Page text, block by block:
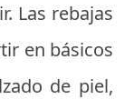
Las rebajas
en básicos
de piel,